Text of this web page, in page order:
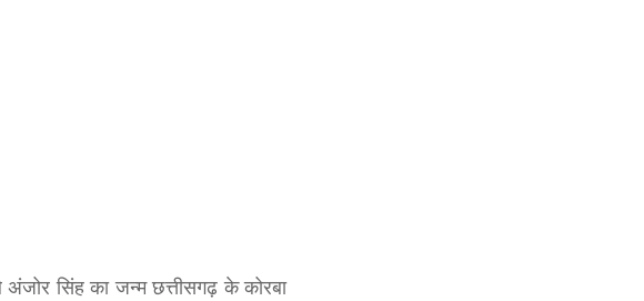
सिंह का जन्म छत्तीसगढ़ के कोरबा